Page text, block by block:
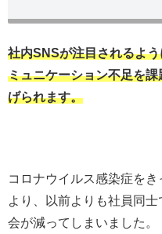
社内SNSが注目されるよ
ミュニケーション不足を
げられます。
コロナウイルス感染症を
より、以前よりも社員同
会が減ってしまいました。